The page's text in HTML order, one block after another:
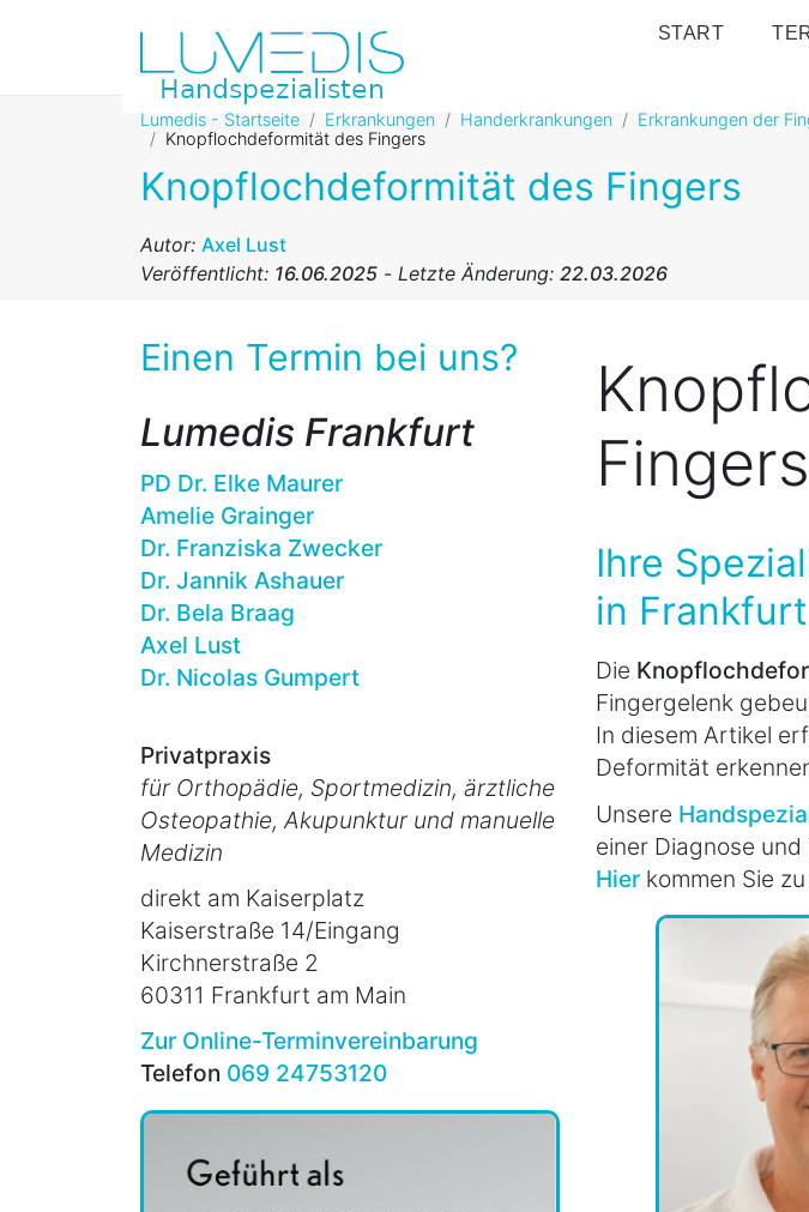
START
Lumedis - Startseite Erkrankungen Handerkrankungen Erkrankungen der
Knopflochdeformität des Fingers
Knopflochdeformität des Fingers
Autor: Axel Lust
Veröffentlicht: 16.06.2025 - Letzte Änderung: 22.03.2026
Einen Termin bei uns?
Lumedis Frankfurt
PD Dr. Elke Maurer
Amelie Grainger
Dr. Franziska Zwecker
Dr. Jannik Ashauer
Dr. Bela Braag
Axel Lust
Dr. Nicolas Gumpert
Privatpraxis
für Orthopädie, Sportmedizin, ärztliche
Osteopathie, Akupunktur und manuelle
Medizin
direkt am Kaiserplatz
Kaiserstraße 14/Eingang
Kirchnerstraße 2
60311 Frankfurt am Main
Zur Online-Terminvereinbarung
Telefon 069 24753120
Fingers
Ihre
in Frankfurt
Die
Fingergelenk
In diesem Artikel
Deformität
Unsere
einer Diagnose
Hier kommen Sie